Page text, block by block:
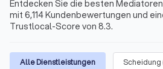
Entdecken Sie die besten
mit 6,114 Kundenbewertungen und
Trustlocal-Score von 8.3.
Alle Dienstleistungen Scheidung